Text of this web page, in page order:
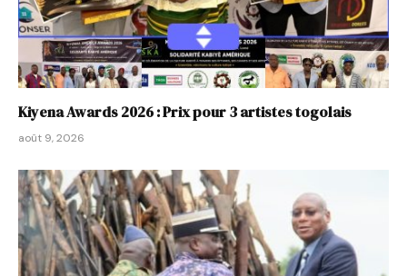
Kiyena Awards 2026 : Prix pour 3 artistes togolais
août 9, 2026